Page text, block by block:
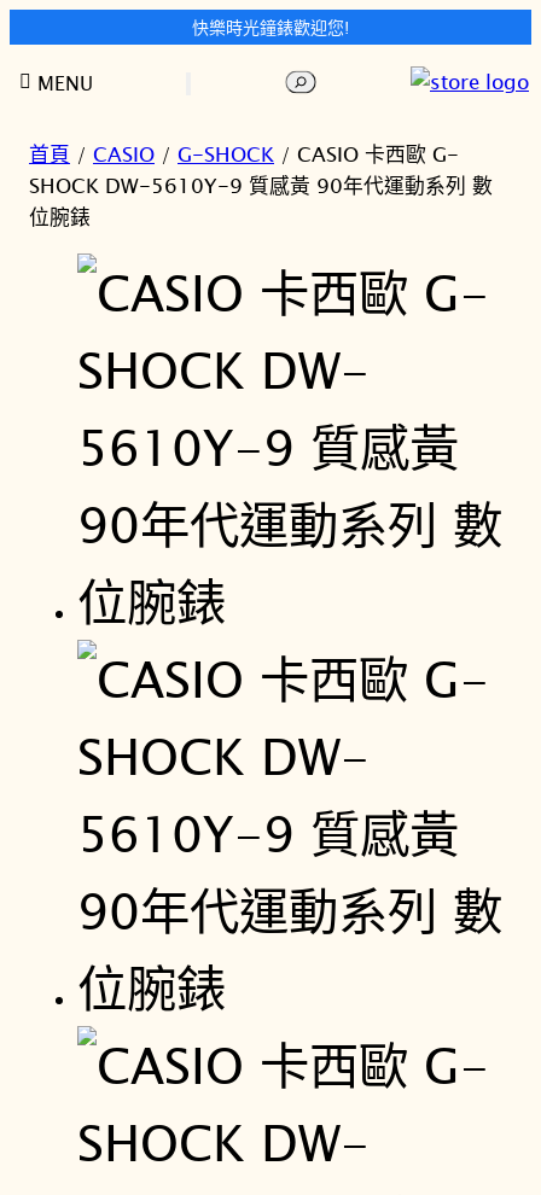
快樂時光鐘錶歡迎您!
至
搜
MENU
首頁 / CASIO / G-SHOCK / CASIO 卡西歐 G-
SHOCK DW-5610Y-9 質感黃 90年代運動系列 數
位腕錶